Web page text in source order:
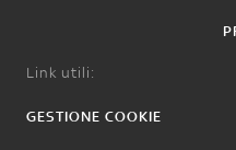
Link utili:
GESTIONE COOKIE